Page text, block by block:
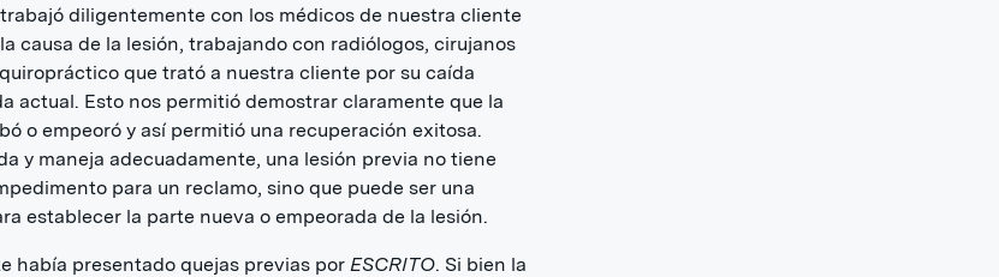
diligentemente con los médicos de nuestra cliente
causa de la lesión, trabajando con radiólogos, cirujanos
que trató a nuestra cliente por su caída
actual. Esto nos permitió demostrar claramente que la
o empeoró y así permitió una recuperación exitosa.
y maneja adecuadamente, una lesión previa no tiene
para un reclamo, sino que puede ser una
establecer la parte nueva o empeorada de la lesión.
había presentado quejas previas por ESCRITO. Si bien la